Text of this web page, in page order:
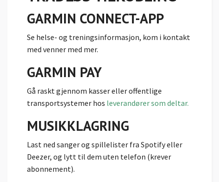
GARMIN CONNECT-APP
Se helse- og treningsinformasjon, kom i kontakt
med venner med mer.
GARMIN PAY
Gå raskt gjennom kasser eller offentlige
transportsystemer hos leverandører som deltar.
MUSIKKLAGRING
Last ned sanger og spillelister fra Spotify eller
Deezer, og lytt til dem uten telefon (krever
abonnement).